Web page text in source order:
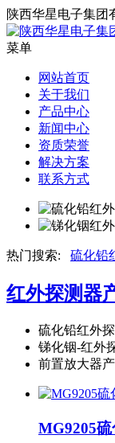
陕西华星电子集团
菜单
网站首页
关于我们
产品中心
新闻中心
资质荣誉
解决方案
联系方式
热门搜索: 硫化铅
红外探测器
硫化铅红外
锑化铟-红外
前置放大器
MG9205